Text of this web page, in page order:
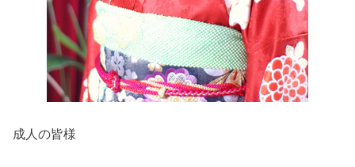
成人の皆様